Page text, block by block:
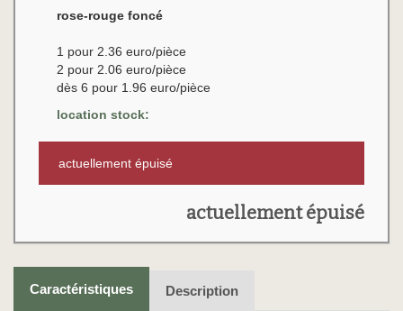
rose-rouge foncé
1 pour 2.36 euro/pièce
2 pour 2.06 euro/pièce
dès 6 pour 1.96 euro/pièce
location stock:
actuellement épuisé
actuellement épuisé
Caractéristiques Description